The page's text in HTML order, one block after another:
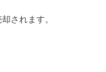
されます。